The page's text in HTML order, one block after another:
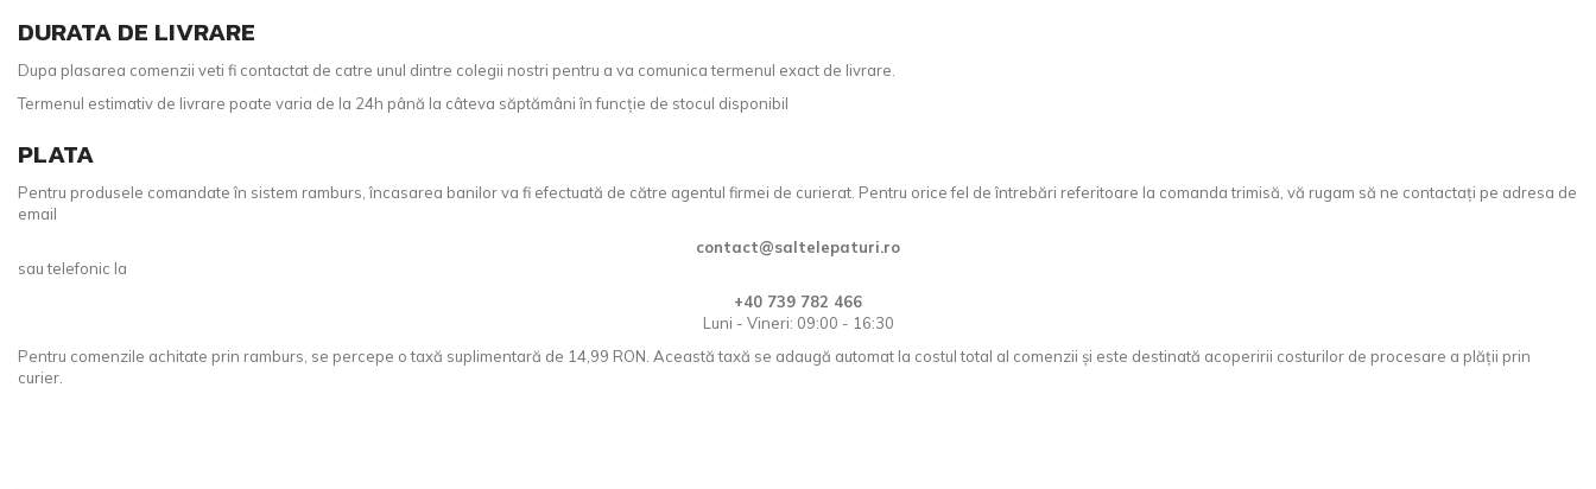
DURATA DE LIVRARE
Dupa plasarea comenzii veti fi contactat de catre unul dintre colegii nostri pentru a va comunica termenul exact de livrare.
Termenul estimativ de livrare poate varia de la 24h până la câteva săptămâni în funcție de stocul disponibil
PLATA
Pentru produsele comandate în sistem ramburs, încasarea banilor va fi efectuată de către agentul firmei de curierat. Pentru orice fel de întrebări referitoare la comanda trimisă, vă rugam să ne contactați pe adresa de
email
contact@saltelepaturi.ro
sau telefonic la
+40 739 782 466
Luni - Vineri: 09:00 - 16:30
Pentru comenzile achitate prin ramburs, se percepe o taxă suplimentară de 14,99 RON. Această taxă se adaugă automat la costul total al comenzii și este destinată acoperirii costurilor de procesare a plății prin
curier.